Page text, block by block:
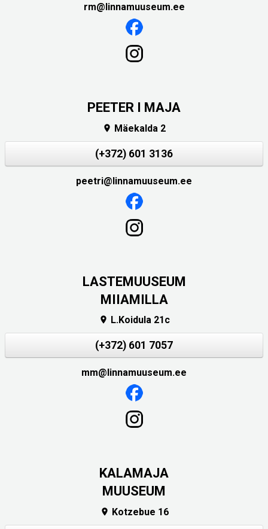
rm@linnamuuseum.ee
PEETER I MAJA
 Mäekalda 2
(+372) 601 3136
peetri@linnamuuseum.ee
LASTEMUUSEUM
MIIAMILLA
 L.Koidula 21c
(+372) 601 7057
mm@linnamuuseum.ee
KALAMAJA
MUUSEUM
 Kotzebue 16